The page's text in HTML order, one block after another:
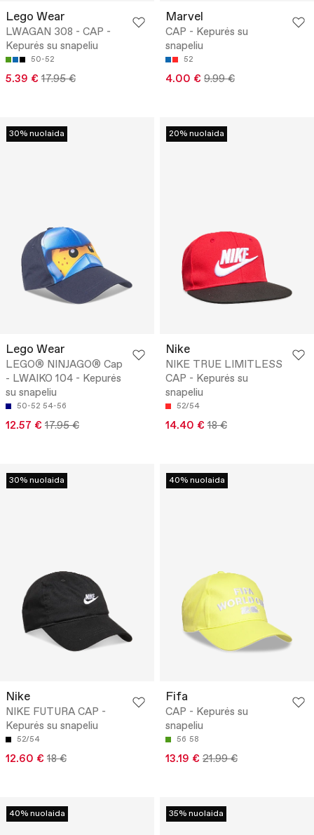
Lego Wear
LWAGAN 308 - CAP -
Kepurės su snapeliu
50-52
5.39 € 17.95 €
Marvel
CAP - Kepurės su
snapeliu
52
4.00 € 9.99 €
30% nuolaida
Lego Wear
LEGO® NINJAGO® Cap
- LWAIKO 104 - Kepurės
su snapeliu
50-52 54-56
12.57 € 17.95 €
20% nuolaida
Nike
NIKE TRUE LIMITLESS
CAP - Kepurės su
snapeliu
52/54
14.40 € 18 €
30% nuolaida
Nike
NIKE FUTURA CAP -
Kepurės su snapeliu
52/54
12.60 € 18 €
40% nuolaida
Fifa
CAP - Kepurės su
snapeliu
56 58
13.19 € 21.99 €
40% nuolaida 35% nuolaida